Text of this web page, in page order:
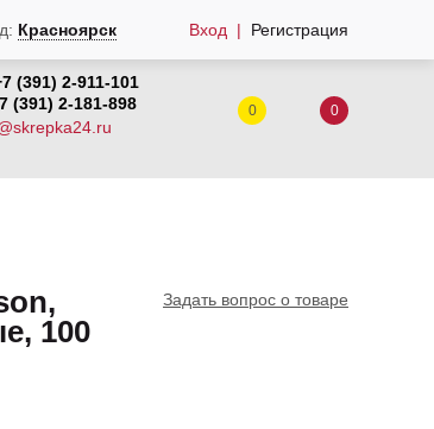
Красноярск Вход Регистрация
(391) 2-911-101
(391) 2-181-898
0 0
100
Задать вопрос о товаре